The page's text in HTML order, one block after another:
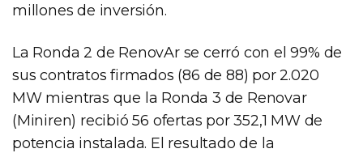
millones de inversión.
La Ronda 2 de RenovAr se cerró con el 99% de
sus contratos firmados (86 de 88) por 2.020
MW mientras que la Ronda 3 de Renovar
(Miniren) recibió 56 ofertas por 352,1 MW de
potencia instalada. El resultado de la